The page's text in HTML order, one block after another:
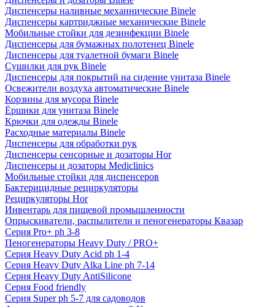
Диспенсеры наливные механнические Binele
Диспенсеры картриджные механические Binele
Мобильные стойки для дезинфекции Binele
Диспенсеры для бумажных полотенец Binele
Диспенсеры для туалетной бумаги Binele
Сушилки для рук Binele
Диспенсеры для покрытий на сидение унитаза Binele
Освежители воздуха автоматические Binele
Корзины для мусора Binele
Ёршики для унитаза Binele
Крючки для одежды Binele
Расходные материалы Binele
Диспенсеры для обработки рук
Диспенсеры сенсорные и дозаторы Hor
Диспенсеры и дозаторы Mediclinics
Мобильные стойки для диспенсеров
Бактерицидные рециркуляторы
Рециркуляторы Hor
Инвентарь для пищевой промышленности
Опрыскиватели, распылители и пеногенераторы Квазар
Серия Pro+ ph 3-8
Пеногенераторы Heavy Duty / PRO+
Серия Heavy Duty Acid ph 1-4
Серия Heavy Duty Alka Line ph 7-14
Серия Heavy Duty AntiSilicone
Серия Food friendly
Серия Super ph 5-7 для садоводов